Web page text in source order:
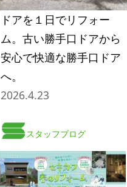
ドアを１日でリフォー
ム。古い勝手口ドアから
安心で快適な勝手口ドア
へ。
2026.4.23
スタッフブログ